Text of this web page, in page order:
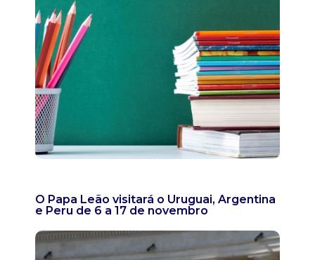
O Papa Leão visitará o Uruguai, Argentina
e Peru de 6 a 17 de novembro